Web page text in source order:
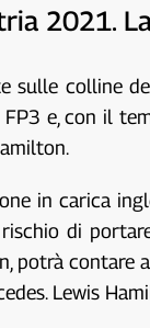
2021.
sulle colline
e, con il
in carica
di
potrà
Lewis